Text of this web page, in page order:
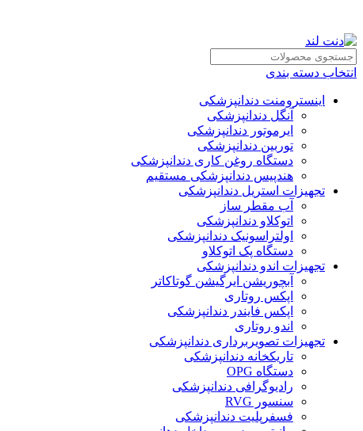
انتخاب دسته بندی
اینسترومنت دندانپزشکی
آنگل دندانپزشکی
ایرموتور دندانپزشکی
توربین دندانپزشکی
دستگاه روغن کاری دندانپزشکی
هندپیس دندانپزشکی مستقیم
تجهیزات استریل دندانپزشکی
آب مقطر ساز
اتوکلاو دندانپزشکی
اولتراسونیک دندانپزشکی
دستگاه پک اتوکلاو
تجهیزات اندو دندانپزشکی
آبچوریشن ایرگیشن گوتاکاتر
اپکس روتاری
اپکس فایندر دندانپزشکی
اندو روتاری
تجهیزات تصویربرداری دندانپزشکی
تاریکخانه دندانپزشکی
دستگاه OPG
رادیوگرافی دندانپزشکی
سنسور RVG
فسفرپلیت دندانپزشکی